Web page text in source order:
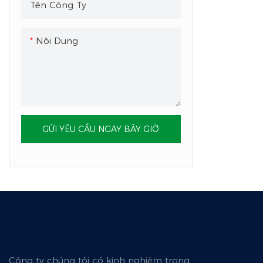
Tên Công Ty
Nội Dung
GỬI YÊU CẦU NGAY BÂY GIỜ
Công ty chúng tôi có kinh nghiệm trong